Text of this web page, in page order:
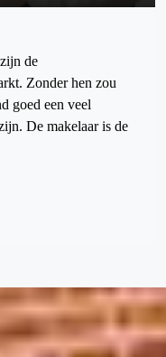
de
Zonder hen zou
goed een veel
De makelaar is de